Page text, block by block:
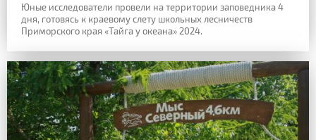
Юные исследователи провели на территории заповедника 4
дня, готовясь к краевому слету школьных лесничеств
Приморского края «Тайга у океана» 2024.